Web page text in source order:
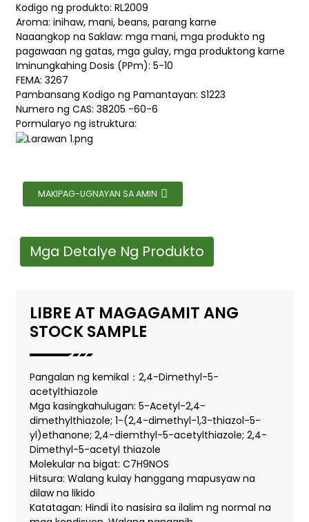
Kodigo ng produkto: RL2009
Aroma: inihaw, mani, beans, parang karne
Naaangkop na Saklaw: mga mani, mga produkto ng
pagawaan ng gatas, mga gulay, mga produktong karne
Iminungkahing Dosis (PPm): 5-10
FEMA: 3267
Pambansang Kodigo ng Pamantayan: S1223
Numero ng CAS: 38205 -60-6
Pormularyo ng istruktura:
MAKIPAG-UGNAYAN SA AMIN
Mga Detalye Ng Produkto
LIBRE AT MAGAGAMIT ANG
STOCK SAMPLE
Pangalan ng kemikal：2,4-Dimethyl-5-
acetylthiazole
Mga kasingkahulugan: 5-Acetyl-2,4-
dimethylthiazole; 1-(2,4-dimethyl-1,3-thiazol-5-
yl)ethanone; 2,4-diemthyl-5-acetylthiazole; 2,4-
Dimethyl-5-acetyl thiazole
Molekular na bigat: C7H9NOS
Hitsura: Walang kulay hanggang mapusyaw na
dilaw na likido
Katatagan: Hindi ito nasisira sa ilalim ng normal na